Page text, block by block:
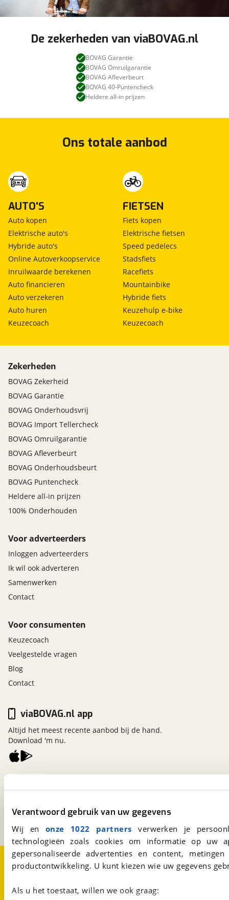
Verantwoord gebruik van uw gegevens
Wij en onze 1022 partners verwerken je
technologieën zoals cookies om informatie op
gepersonaliseerde advertenties en content,
productontwikkeling. U kunt kiezen wie uw gegevens
Als u het toestaat, willen we ook graag:
De zekerheden van viaBOVAG.nl
BOVAG Garantie
BOVAG Omruilgarantie
BOVAG Afleverbeurt
BOVAG 40-Puntencheck
Heldere all-in prijzen
Ons totale aanbod
AUTO'S
Auto kopen
Elektrische auto's
Hybride auto's
Online Autoverkoopservice
Inruilwaarde berekenen
Auto financieren
Auto verzekeren
Auto huren
Keuzecoach
FIETSEN
Fiets kopen
Elektrische fietsen
Speed pedelecs
Stadsfiets
Racefiets
Mountainbike
Hybride fiets
Keuzehulp e-bike
Keuzecoach
Zekerheden
BOVAG Zekerheid
BOVAG Garantie
BOVAG Onderhoudsvrij
BOVAG Import Tellercheck
BOVAG Omruilgarantie
BOVAG Afleverbeurt
BOVAG Onderhoudsbeurt
BOVAG Puntencheck
Heldere all-in prijzen
100% Onderhouden
Voor adverteerders
Inloggen adverteerders
Ik wil ook adverteren
Samenwerken
Contact
Voor consumenten
Keuzecoach
Veelgestelde vragen
Blog
Contact
Een initiatief van
viaBOVAG.nl app
Altijd het meest recente aanbod bij de hand.
Download 'm nu.
Over viaBOVAG.nlDisclaimer- en Privacyverklaring
CookievoorkeurenVacatures